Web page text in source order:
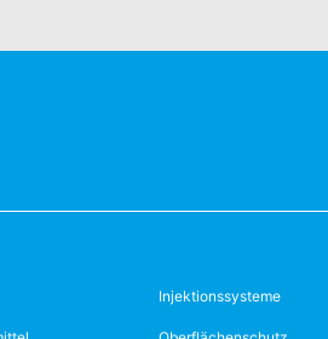
Injektionssysteme